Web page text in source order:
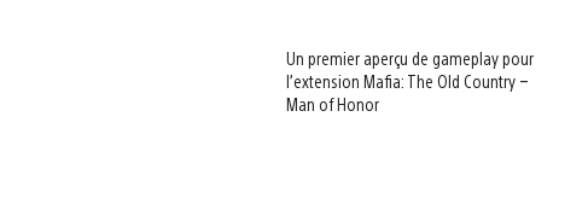
Un premier aperçu de gameplay pour
l’extension Mafia: The Old Country –
Man of Honor